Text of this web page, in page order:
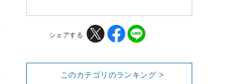
シェアする
このカテゴリのランキング >